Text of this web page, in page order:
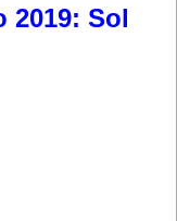
2019: Sol